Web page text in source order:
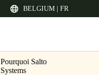
BELGIUM | FR
Pourquoi Salto
Systems